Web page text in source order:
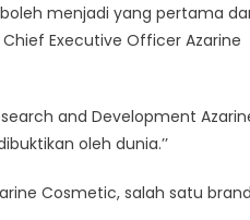
menjadi yang pertama
Executive Officer Azarine
and Development
oleh dunia.’’
Cosmetic, salah satu brand